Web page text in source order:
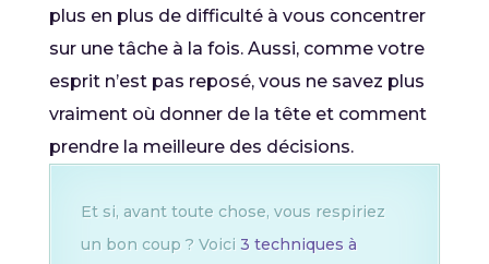
plus en plus de difficulté à vous concentrer
sur une tâche à la fois. Aussi, comme votre
esprit n’est pas reposé, vous ne savez plus
vraiment où donner de la tête et comment
prendre la meilleure des décisions.
Et si, avant toute chose, vous respiriez
un bon coup ? Voici 3 techniques à